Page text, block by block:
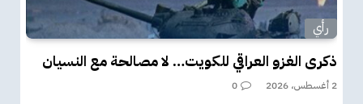
رأي
ذكرى الغزو العراقي للكويت… لا مصالحة مع النسيان
2 أغسطس، 2026 0